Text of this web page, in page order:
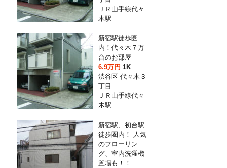
ＪＲ山手線代々
木駅
新宿駅徒歩圏
内！代々木７万
台のお部屋
6.9万円1K
渋谷区 代々木３
丁目
ＪＲ山手線代々
木駅
新宿駅、初台駅
徒歩圏内！ 人気
のフローリン
グ、室内洗濯機
置場も！！